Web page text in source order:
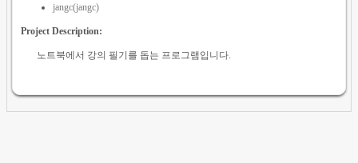
jangc(jangc)
Project Description:
노트북에서 강의 필기를 돕는 프로그램입니다.